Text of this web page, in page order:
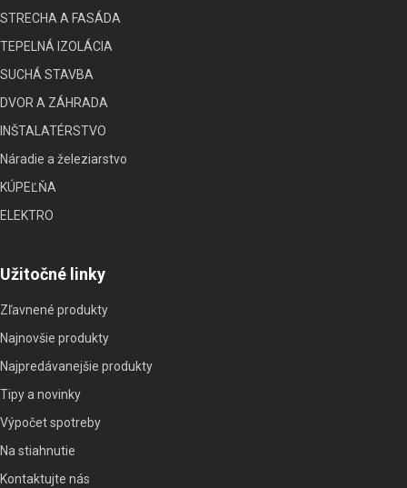
STRECHA A FASÁDA
TEPELNÁ IZOLÁCIA
SUCHÁ STAVBA
DVOR A ZÁHRADA
INŠTALATÉRSTVO
Náradie a železiarstvo
KÚPEĽŇA
ELEKTRO
Užitočné linky
Zľavnené produkty
Najnovšie produkty
Najpredávanejšie produkty
Tipy a novinky
Výpočet spotreby
Na stiahnutie
Kontaktujte nás